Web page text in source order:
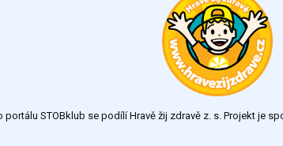
STOBklub se podílí Hravě žij zdravě z. s. Projekt je